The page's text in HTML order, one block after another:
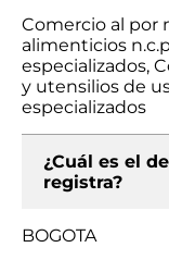
Comercio al por
alimenticios
especializados,
y utensilios de
especializados
¿Cuál es el
registra?
BOGOTA